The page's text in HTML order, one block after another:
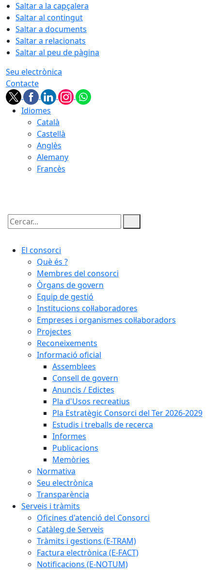
Saltar a la capçalera
Saltar al contingut
Saltar a documents
Saltar a relacionats
Saltar al peu de pàgina
Seu electrònica
Contacte
Idiomes
Català
Castellà
Anglès
Alemany
Francès
Cercar:
El consorci
Què és ?
Membres del consorci
Òrgans de govern
Equip de gestió
Institucions col·laboradores
Empreses i organismes col·laboradors
Projectes
Reconeixements
Informació oficial
Assemblees
Consell de govern
Anuncis / Edictes
Pla d'Usos recreatius
Pla Estratègic Consorci del Ter 2026-2029
Estudis i treballs de recerca
Informes
Publicacions
Memòries
Normativa
Seu electrònica
Transparència
Serveis i tràmits
Oficines d'atenció del Consorci
Catàleg de Serveis
Tràmits i gestions (E-TRAM)
Factura electrònica (E-FACT)
Notificacions (E-NOTUM)